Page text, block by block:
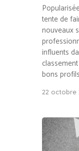
tente de
nouveaux
influents
bons
22 octobre